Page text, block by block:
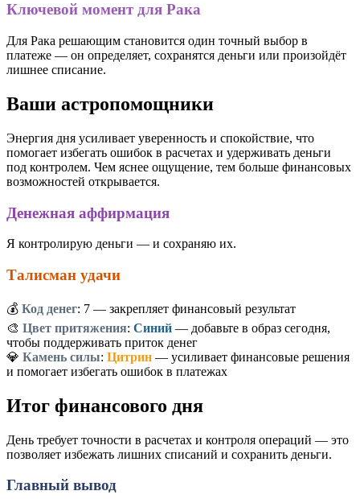
Ключевой момент для Рака
Для Рака решающим становится один точный выбор в
платеже — он определяет, сохранятся деньги или произойдёт
лишнее списание.
Ваши астропомощники
Энергия дня усиливает уверенность и спокойствие, что
помогает избегать ошибок в расчетах и удерживать деньги
под контролем. Чем яснее ощущение, тем больше финансовых
возможностей открывается.
Денежная аффирмация
Я контролирую деньги — и сохраняю их.
Талисман удачи
💰 Код денег: 7 — закрепляет финансовый результат
🎨 Цвет притяжения: Синий — добавьте в образ сегодня,
чтобы поддерживать приток денег
💎 Камень силы: Цитрин — усиливает финансовые решения
и помогает избегать ошибок в платежах
Итог финансового дня
День требует точности в расчетах и контроля операций — это
позволяет избежать лишних списаний и сохранить деньги.
Главный вывод